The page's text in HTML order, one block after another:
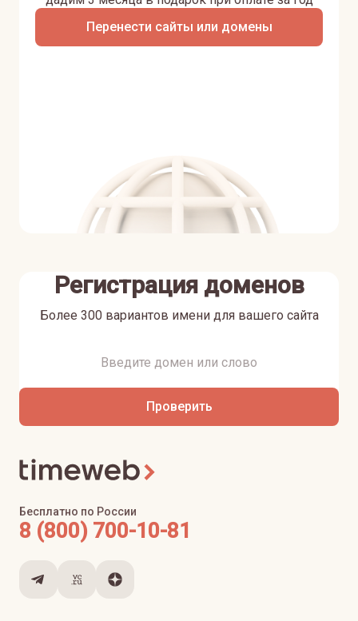
Перенести сайты или домены
Регистрация доменов
Более 300 вариантов имени для вашего сайта
Проверить
Бесплатно по России
8 (800) 700-10-81